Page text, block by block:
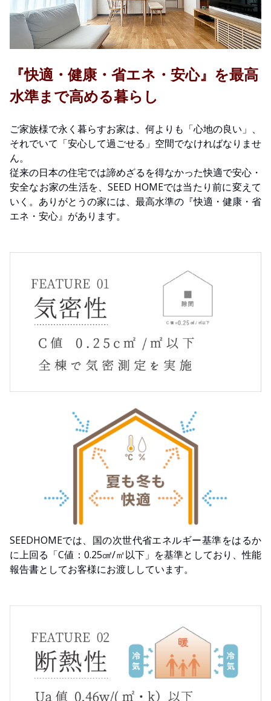
『快適・健康・省エネ・安心』を最高
水準まで高める暮らし
ご家族様で永く暮らすお家は、何よりも「心地の良い」、
それでいて「安心して過ごせる」空間でなければなりませ
ん。
従来の日本の住宅では諦めざるを得なかった快適で安心・
安全なお家の生活を、SEED HOMEでは当たり前に変えて
いく。ありがとうの家には、最高水準の『快適・健康・省
エネ・安心』があります。
SEEDHOMEでは、国の次世代省エネルギー基準をはるか
に上回る「C値：0.25㎠/㎡以下」を基準としており、性能
報告書としてお客様にお渡ししています。